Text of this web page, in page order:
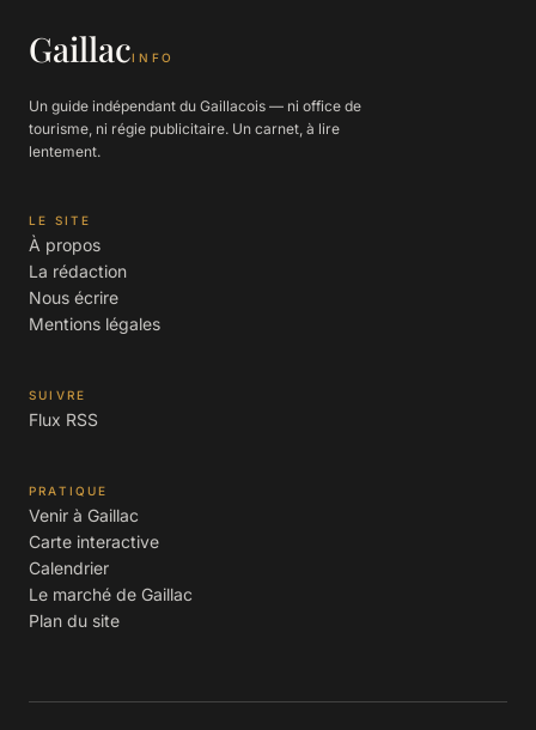
GaillacINFO
Un guide indépendant du Gaillacois — ni office de
tourisme, ni régie publicitaire. Un carnet, à lire
lentement.
LE SITE
À propos
La rédaction
Nous écrire
Mentions légales
SUIVRE
Flux RSS
PRATIQUE
Venir à Gaillac
Carte interactive
Calendrier
Le marché de Gaillac
Plan du site